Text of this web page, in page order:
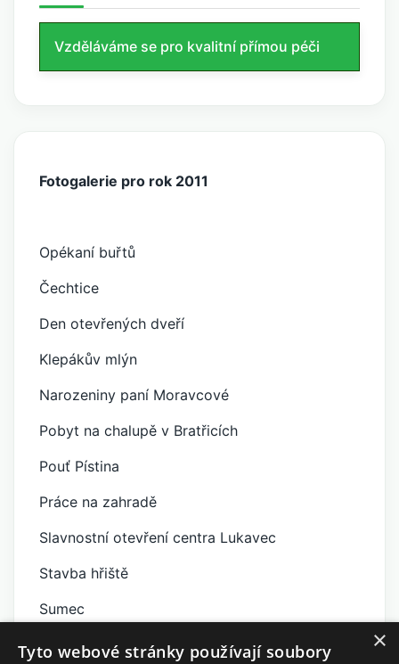
Vzděláváme se pro kvalitní přímou péči
Fotogalerie pro rok 2011
Opékaní buřtů
Čechtice
Den otevřených dveří
Klepákův mlýn
Narozeniny paní Moravcové
Pobyt na chalupě v Bratřicích
Pouť Pístina
Práce na zahradě
Slavnostní otevření centra Lukavec
Stavba hřiště
Sumec
Turnaj v Člověče nezlob se
×
Tyto webové stránky používají soubory